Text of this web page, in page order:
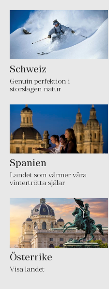
Schweiz
Genuin perfektion i
storslagen natur
Spanien
Landet som värmer våra
vintertrötta själar
Österrike
Visa landet